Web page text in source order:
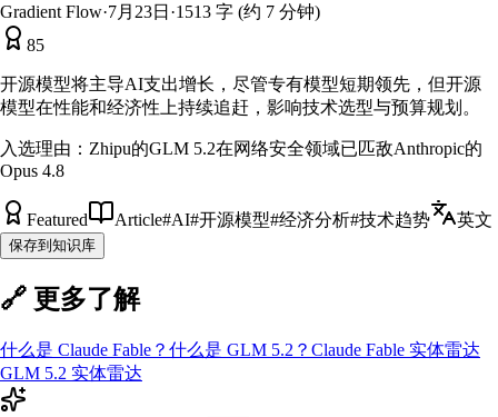
Gradient Flow·7月23日 ·1513 字 (约 7 分钟)
85
开源模型将主导AI支出增长，尽管专有模型短期领先，但开源
模型在性能和经济性上持续追赶，影响技术选型与预算规划。
入选理由： Zhipu的GLM 5.2在网络安全领域已匹敌Anthropic的
Opus 4.8
Featured Article#AI#开源模型#经济分析#技术趋势 英文
保存到知识库
🔗 更多了解
什么是 Claude Fable ？ 什么是 GLM 5.2 ？ Claude Fable 实体雷达
GLM 5.2 实体雷达